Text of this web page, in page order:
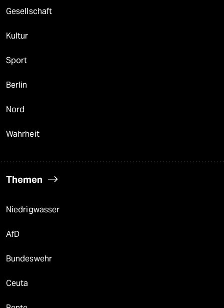
Gesellschaft
Kultur
Sport
Berlin
Nord
Wahrheit
Themen
Niedrigwasser
AfD
Bundeswehr
Ceuta